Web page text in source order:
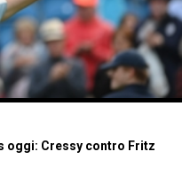
oggi: Cressy contro Fritz